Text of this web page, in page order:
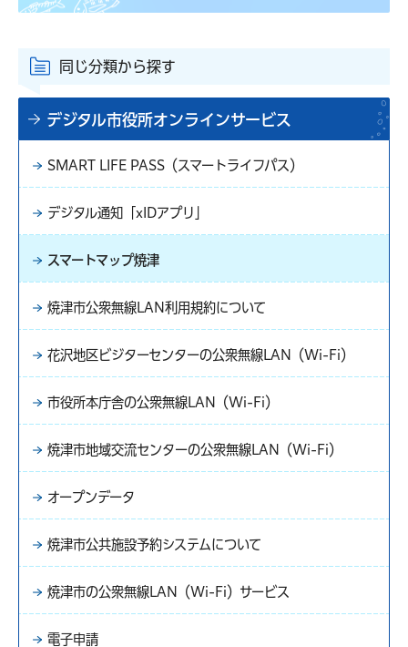
同じ分類から探す
デジタル市役所オンラインサービス
SMART LIFE PASS（スマートライフパス）
デジタル通知「xIDアプリ」
スマートマップ焼津
焼津市公衆無線LAN利用規約について
花沢地区ビジターセンターの公衆無線LAN（Wi-Fi）
市役所本庁舎の公衆無線LAN（Wi-Fi）
焼津市地域交流センターの公衆無線LAN（Wi-Fi）
オープンデータ
焼津市公共施設予約システムについて
焼津市の公衆無線LAN（Wi-Fi）サービス
電子申請